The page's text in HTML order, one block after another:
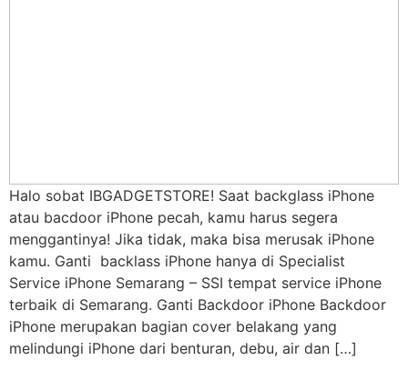
Halo sobat IBGADGETSTORE! Saat backglass iPhone
atau bacdoor iPhone pecah, kamu harus segera
menggantinya! Jika tidak, maka bisa merusak iPhone
kamu. Ganti backlass iPhone hanya di Specialist
Service iPhone Semarang – SSI tempat service iPhone
terbaik di Semarang. Ganti Backdoor iPhone Backdoor
iPhone merupakan bagian cover belakang yang
melindungi iPhone dari benturan, debu, air dan […]